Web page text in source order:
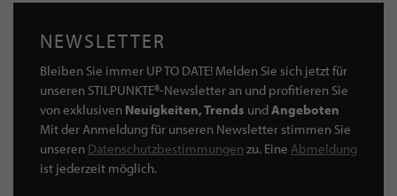
NEWSLETTER
Bleiben Sie immer UP TO DATE! Melden Sie sich jetzt für
unseren STILPUNKTE®-Newsletter an und profitieren Sie
von exklusiven Neuigkeiten, Trends undAngeboten
Mit der Anmeldung für unseren Newsletter stimmen Sie
unseren Datenschutzbestimmungen zu. Eine Abmeldung
ist jederzeit möglich.